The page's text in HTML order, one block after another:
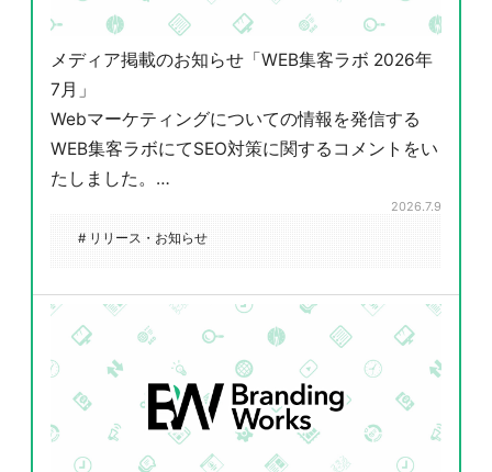
メディア掲載のお知らせ「WEB集客ラボ 2026年
7月」
Webマーケティングについての情報を発信する
WEB集客ラボにてSEO対策に関するコメントをい
たしました。…
2026.7.9
# リリース・お知らせ